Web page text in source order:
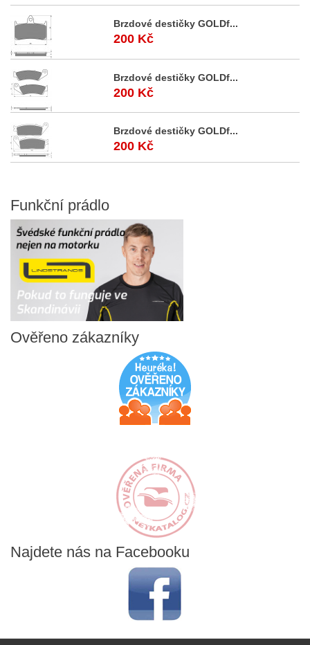
Brzdové destičky GOLDf...
200 Kč
Brzdové destičky GOLDf...
200 Kč
Brzdové destičky GOLDf...
200 Kč
Funkční prádlo
Ověřeno zákazníky
Najdete nás na Facebooku